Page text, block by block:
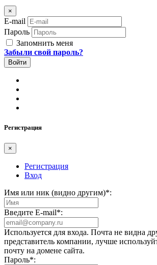
×
E-mail
Пароль
Запомнить меня
Забыли свой пароль?
Регистрация
×
Регистрация
Вход
Имя или ник (видно другим)*:
Введите E-mail*:
Используется для входа. Почта не видна
представитель компании, лучше
почту на домене сайта.
Пароль*: